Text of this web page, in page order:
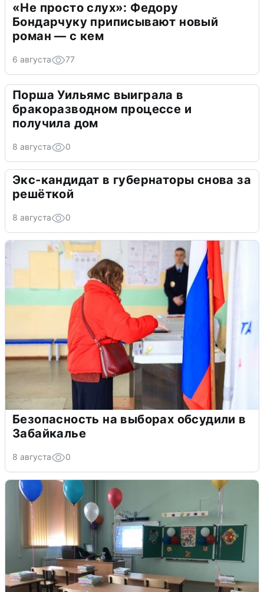
«Не просто слух»: Федору
Бондарчуку приписывают новый
роман — с кем
6 августа 77
Порша Уильямс выиграла в
бракоразводном процессе и
получила дом
8 августа 0
Экс-кандидат в губернаторы снова за
решёткой
8 августа 0
Безопасность на выборах обсудили в
Забайкалье
8 августа 0